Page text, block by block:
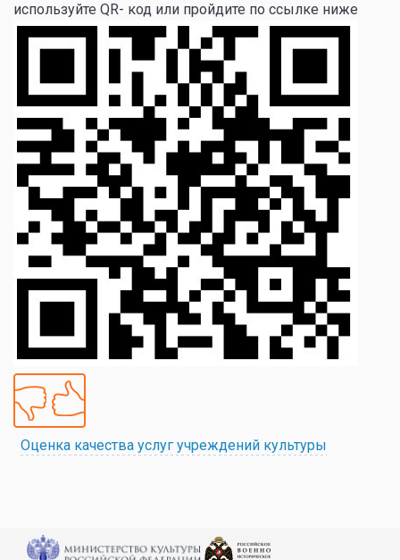
используйте QR- код или пройдите по ссылке ниже
Оценка качества услуг учреждений культуры